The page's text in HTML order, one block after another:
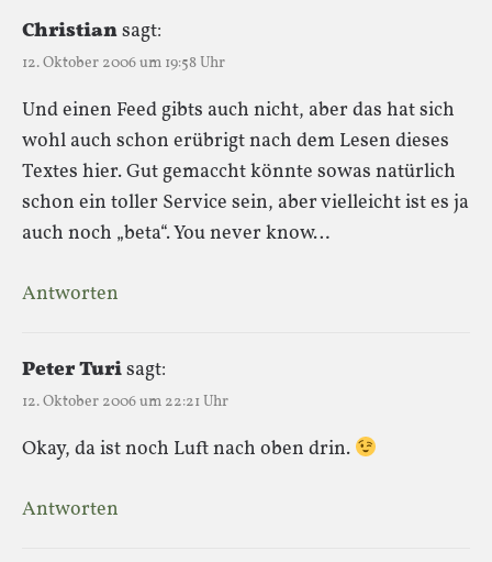
Christiansagt:
12. Oktober 2006 um 19:58 Uhr
Und einen Feed gibts auch nicht, aber das hat sich
wohl auch schon erübrigt nach dem Lesen dieses
Textes hier. Gut gemaccht könnte sowas natürlich
schon ein toller Service sein, aber vielleicht ist es ja
auch noch „beta“. You never know…
Antworten
Peter Turisagt:
12. Oktober 2006 um 22:21 Uhr
Okay, da ist noch Luft nach oben drin.
Antworten